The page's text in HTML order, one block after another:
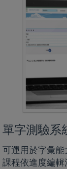
單字測驗系
可運用於字彙
課程依進度編